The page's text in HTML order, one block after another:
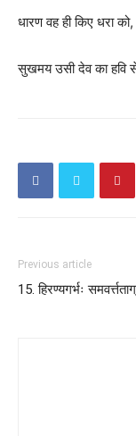
धारण वह ही किए धरा
सुखमय उसी देव का हवि
Previous article
15. हिरण्यगर्भः